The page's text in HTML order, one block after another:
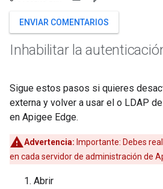
ENVIAR COMENTARIOS
Inhabilitar la
Sigue estos pasos si quieres
externa y volver a usar el o LDAP
en Apigee Edge.
Advertencia: Importante: Debes
en cada servidor de administración de
Abrir